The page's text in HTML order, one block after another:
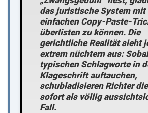
das juristische System mit
einfachen Copy-Paste-
überlisten zu können. Die
gerichtliche Realität sieht
extrem nüchtern aus:
typischen Schlagworte in
Klageschrift auftauchen,
schubladisieren Richter
sofort als völlig
Fall.